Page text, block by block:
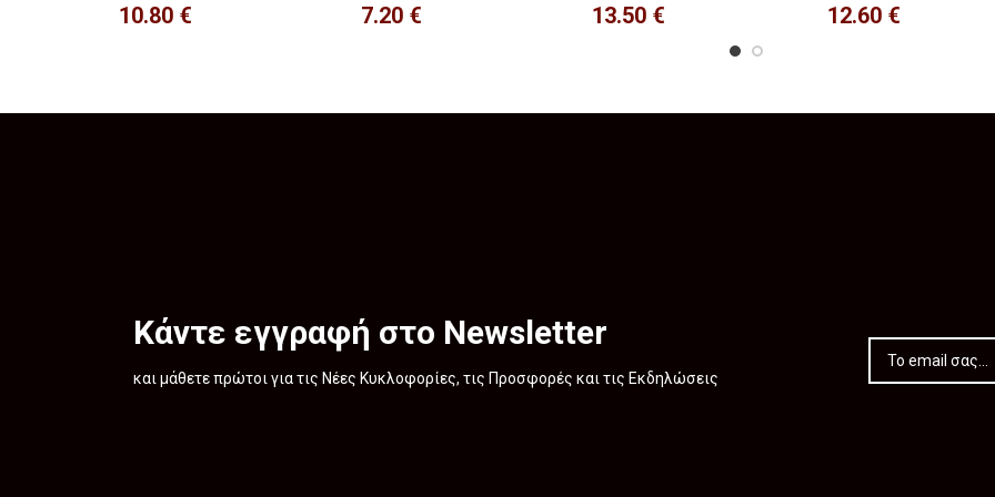
10.80 € 7.20 € 13.50 € 12.60 €
Κάντε εγγραφή στο Newsletter
και μάθετε πρώτοι για τις Νέες Κυκλοφορίες, τις Προσφορές και τις Εκδηλώσεις